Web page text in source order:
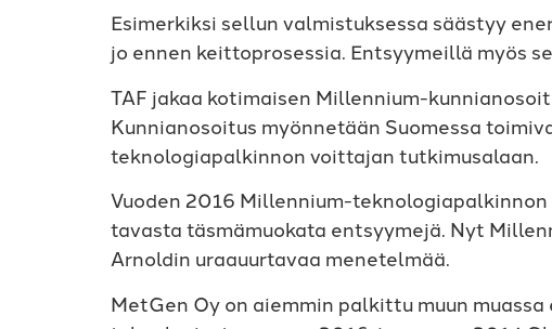
Esimerkiksi sellun valmistuksessa säästyy
jo ennen keittoprosessia. Entsyymeillä myös
TAF jakaa kotimaisen Millennium-
Kunnianosoitus myönnetään Suomessa
teknologiapalkinnon voittajan tutkimusalaan.
Vuoden 2016 Millennium-
tavasta täsmämuokata entsyymejä. Nyt
Arnoldin uraauurtavaa menetelmää.
MetGen Oy on aiemmin palkittu muun